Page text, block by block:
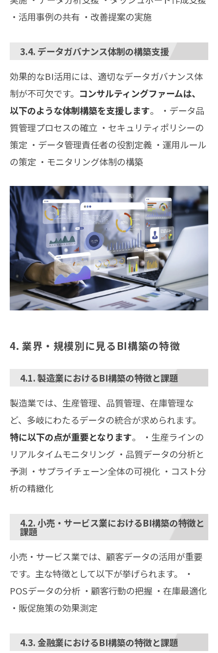
・活用事例の共有 ・改善提案の実施
3.4. データガバナンス体制の構築支援
効果的なBI活用には、適切なデータガバナンス体
制が不可欠です。 コンサルティングファームは、
以下のような体制構築を支援します。 ・データ品
質管理プロセスの確立 ・セキュリティポリシーの
策定 ・データ管理責任者の役割定義 ・運用ルール
の策定 ・モニタリング体制の構築
4. 業界・規模別に見るBI構築の特徴
4.1. 製造業におけるBI構築の特徴と課題
製造業では、生産管理、品質管理、在庫管理な
ど、多岐にわたるデータの統合が求められます。
特に以下の点が重要となります。 ・生産ラインの
リアルタイムモニタリング ・品質データの分析と
予測 ・サプライチェーン全体の可視化 ・コスト分
析の精緻化
4.2. 小売・サービス業におけるBI構築の特徴と
課題
小売・サービス業では、顧客データの活用が重要
です。主な特徴として以下が挙げられます。 ・
POSデータの分析 ・顧客行動の把握 ・在庫最適化
・販促施策の効果測定
4.3. 金融業におけるBI構築の特徴と課題